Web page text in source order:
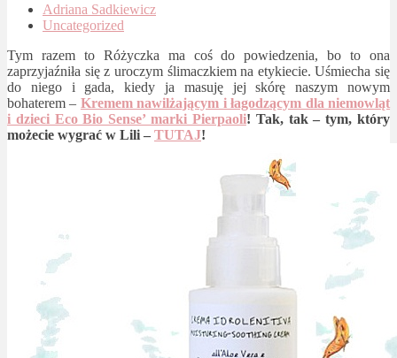
Adriana Sadkiewicz
Uncategorized
Tym razem to Różyczka ma coś do powiedzenia, bo to ona
zaprzyjaźniła się z uroczym ślimaczkiem na etykiecie. Uśmiecha się
do niego i gada, kiedy ja masuję jej skórę naszym nowym
bohaterem – Kremem nawilżającym i łagodzącym dla niemowląt
i dzieci Eco Bio Sense’ marki Pierpaoli! Tak, tak – tym, który
możecie wygrać w Lili – TUTAJ!